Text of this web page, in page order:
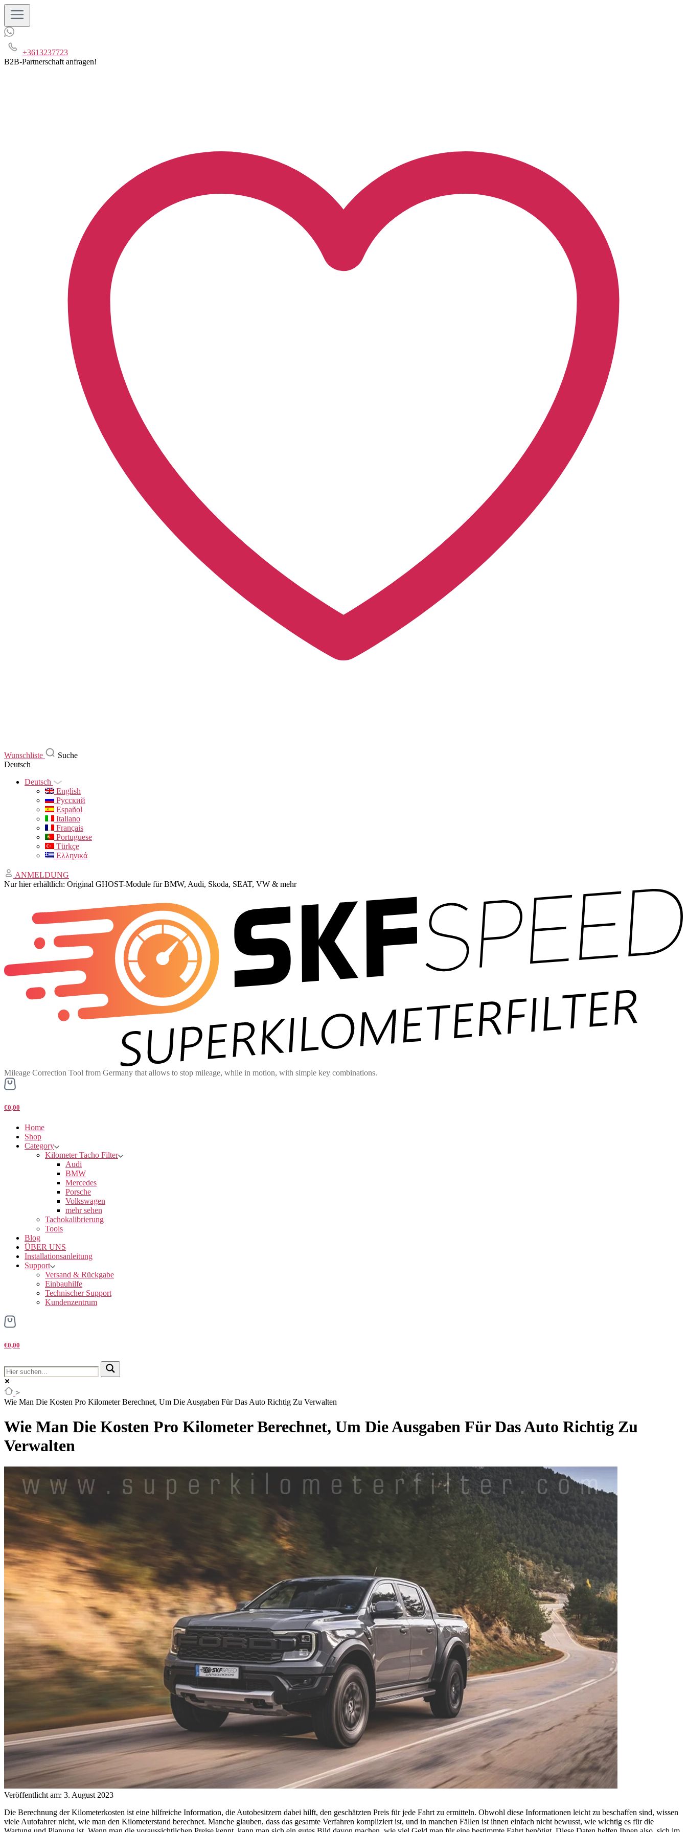
+3613237723
B2B-Partnerschaft anfragen!
Wunschliste
Suche
Deutsch
Deutsch
English
Русский
Español
Italiano
Français
Portuguese
Türkçe
Ελληνικά
ANMELDUNG
Nur hier erhältlich: Original GHOST-Module für BMW, Audi, Skoda, SEAT, VW & mehr
Mileage Correction Tool from Germany that allows to stop mileage, while in motion, with simple key combinations.
€0,00
Home
Shop
Category
Kilometer Tacho Filter
Audi
BMW
Mercedes
Porsche
Volkswagen
mehr sehen
Tachokalibrierung
Tools
Blog
ÜBER UNS
Installationsanleitung
Support
Versand & Rückgabe
Einbauhilfe
Technischer Support
Kundenzentrum
€0,00
>
Wie Man Die Kosten Pro Kilometer Berechnet, Um Die Ausgaben Für Das Auto Richtig Zu Verwalten
Wie Man Die Kosten Pro Kilometer Berechnet, Um Die Ausgaben Für Das Auto Richtig Zu
Verwalten
Veröffentlicht am: 3. August 2023
Die Berechnung der Kilometerkosten ist eine hilfreiche Information, die Autobesitzern dabei hilft, den geschätzten Preis für jede Fahrt zu ermitteln. Obwohl diese Informationen leicht zu beschaffen sind, wissen
viele Autofahrer nicht, wie man den Kilometerstand berechnet. Manche glauben, dass das gesamte Verfahren kompliziert ist, und in manchen Fällen ist ihnen einfach nicht bewusst, wie wichtig es für die